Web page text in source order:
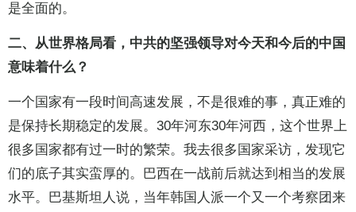
是全面的。
二、从世界格局看，中共的坚强领导对今天和今后的中国
意味着什么？
一个国家有一段时间高速发展，不是很难的事，真正难的
是保持长期稳定的发展。30年河东30年河西，这个世界上
很多国家都有过一时的繁荣。我去很多国家采访，发现它
们的底子其实蛮厚的。巴西在一战前后就达到相当的发展
水平。巴基斯坦人说，当年韩国人派一个又一个考察团来